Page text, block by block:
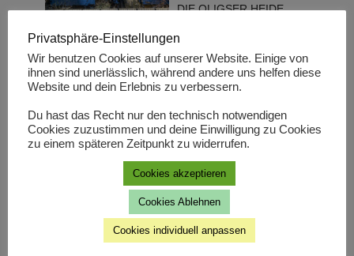
DIE OLIGSER HEIDE
HARZ
RUNDWANDERUNG UM
DIE TEUFELSMAUER
MÜNSTERLAND
GRENZWANDERUNG AM
ZWILLBROCKER VENN
29. April 2021
NEUESTE BEITRÄGE
Privatsphäre-Einstellungen
Wir benutzen Cookies auf unserer Website. Einige von
ihnen sind unerlässlich, während andere uns helfen diese
Website und dein Erlebnis zu verbessern.
Du hast das Recht nur den technisch notwendigen
Cookies zuzustimmen und deine Einwilligung zu Cookies
zu einem späteren Zeitpunkt zu widerrufen.
Cookies akzeptieren
Cookies Ablehnen
Cookies individuell anpassen